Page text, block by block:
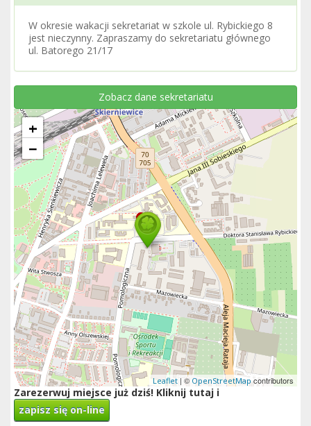
W okresie wakacji sekretariat w szkole ul. Rybickiego 8
jest nieczynny. Zapraszamy do sekretariatu głównego
ul. Batorego 21/17
Zobacz dane sekretariatu
+
−
Leaflet | © OpenStreetMap contributors
Zarezerwuj miejsce już dziś! Kliknij tutaj i
zapisz się on-line